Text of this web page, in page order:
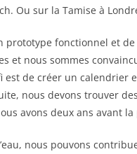
Ou sur la Tamise à
prototype fonctionnel et
et nous sommes
de créer un calendrier
nous devons trouver
avons deux ans avant
nous pouvons